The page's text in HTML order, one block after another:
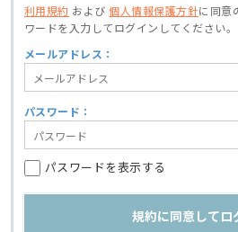
利用規約 および個人情報保護方針に同意
ワードを入力してログインしてください。
メールアドレス：
パスワード：
パスワードを表示する